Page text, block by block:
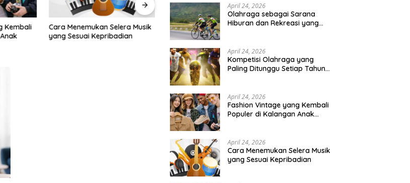
Kembali
Cara Menemukan Selera Musik
yang Sesuai Kepribadian
Program Bantuan Sosial dan
Efektivitasnya
Pentingnya Pendidikan
April 24, 2026
Olahraga sebagai Sarana
Hiburan dan Rekreasi yang
April 24, 2026
Kompetisi Olahraga yang
Paling Ditunggu Setiap Tahun
April 24, 2026
Fashion Vintage yang Kembali
Populer di Kalangan Anak
April 24, 2026
Cara Menemukan Selera Musik
yang Sesuai Kepribadian